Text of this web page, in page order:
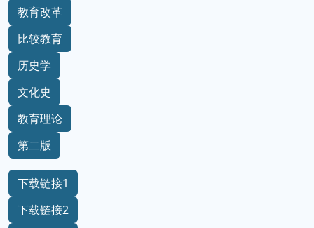
教育改革
比较教育
历史学
文化史
教育理论
第二版
下载链接1
下载链接2